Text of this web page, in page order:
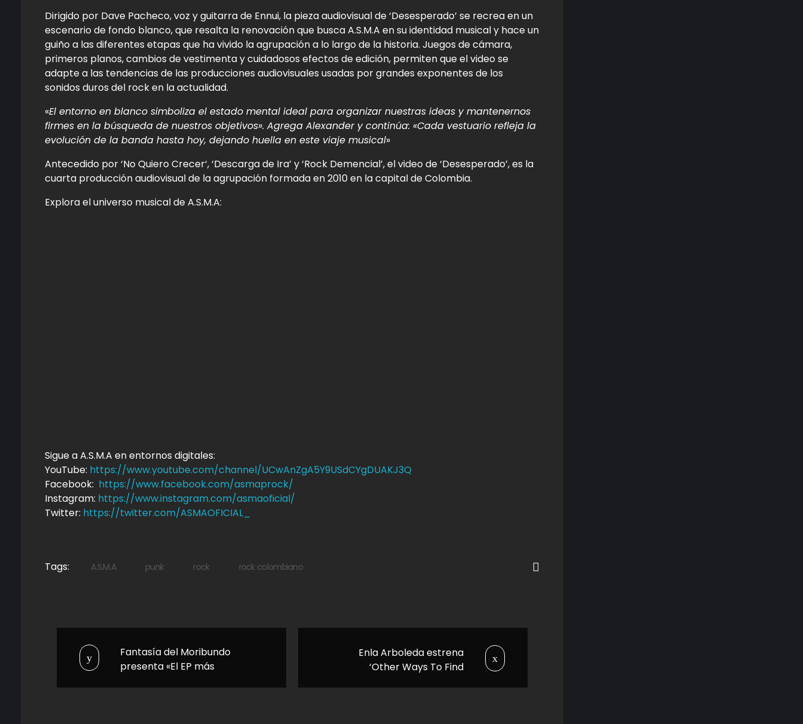
Dirigido por Dave Pacheco, voz y guitarra de Ennui, la pieza audiovisual de ‘Desesperado’ se recrea en un
escenario de fondo blanco, que resalta la renovación que busca A.S.M.A en su identidad musical y hace un
guiño a las diferentes etapas que ha vivido la agrupación a lo largo de la historia. Juegos de cámara,
primeros planos, cambios de vestimenta y cuidadosos efectos de edición, permiten que el video se
adapte a las tendencias de las producciones audiovisuales usadas por grandes exponentes de los
sonidos duros del rock en la actualidad.
«El entorno en blanco simboliza el estado mental ideal para organizar nuestras ideas y mantenernos
firmes en la búsqueda de nuestros objetivos». Agrega Alexander y continúa: «Cada vestuario refleja la
evolución de la banda hasta hoy, dejando huella en este viaje musical»
Antecedido por ‘No Quiero Crecer‘, ‘Descarga de Ira’ y ‘Rock Demencial’, el video de ‘Desesperado’, es la
cuarta producción audiovisual de la agrupación formada en 2010 en la capital de Colombia.
Explora el universo musical de A.S.M.A:
Sigue a A.S.M.A en entornos digitales:
YouTube: https://www.youtube.com/channel/UCwAnZgA5Y9USdCYgDUAKJ3Q
Facebook: https://www.facebook.com/asmaprock/
Instagram: https://www.instagram.com/asmaoficial/
Twitter: https://twitter.com/ASMAOFICIAL_
Tags: A.S.M.A punk rock rock colombiano
Fantasía del Moribundo
presenta «El EP más
Enla Arboleda estrena
‘Other Ways To Find